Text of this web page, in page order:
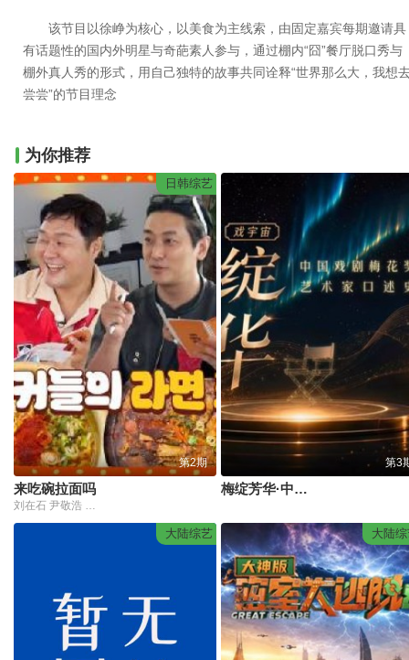
该节目以徐峥为核心，以美食为主线索，由固定嘉宾每期邀请具
有话题性的国内外明星与奇葩素人参与，通过棚内“囧”餐厅脱口秀与
棚外真人秀的形式，用自己独特的故事共同诠释“世界那么大，我想
尝尝”的节目理念
为你推荐
日韩综艺
第2期
来吃碗拉面吗
刘在石 尹敬浩 朱智勋 金南佶
第3
梅绽芳华·中国戏剧梅花奖艺术家口述史
大陆综艺 大陆